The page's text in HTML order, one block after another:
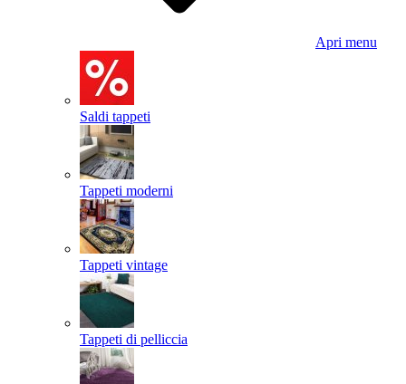
Apri menu
Saldi tappeti
Tappeti moderni
Tappeti vintage
Tappeti di pelliccia